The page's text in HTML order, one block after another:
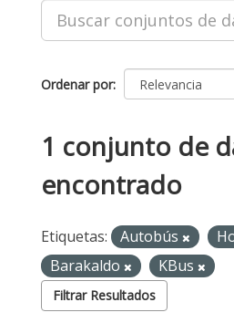
Ordenar por
1 conjunto de
encontrado
Etiquetas: Autobús
Barakaldo
KBus
Filtrar Resultados